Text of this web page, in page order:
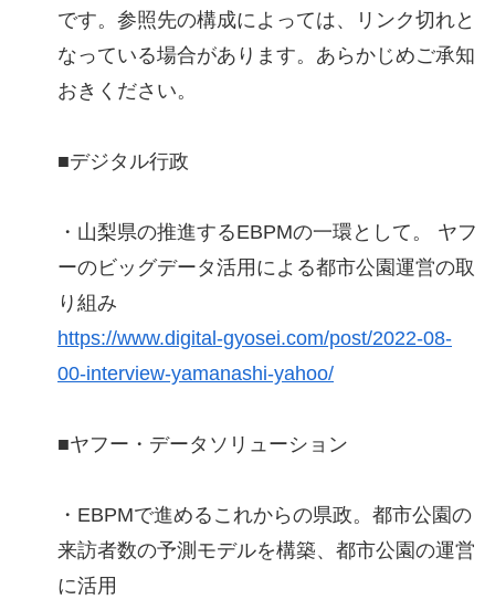
です。参照先の構成によっては、リンク切れと
なっている場合があります。あらかじめご承知
おきください。
■デジタル行政
・山梨県の推進するEBPMの一環として。 ヤフ
ーのビッグデータ活用による都市公園運営の取
り組み
https://www.digital-gyosei.com/post/2022-08-
00-interview-yamanashi-yahoo/
■ヤフー・データソリューション
・EBPMで進めるこれからの県政。都市公園の
来訪者数の予測モデルを構築、都市公園の運営
に活用